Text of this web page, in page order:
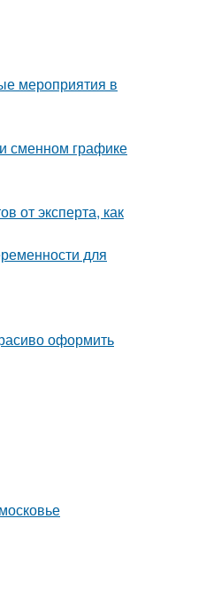
мероприятия в
сменном графике
от эксперта, как
для
оформить